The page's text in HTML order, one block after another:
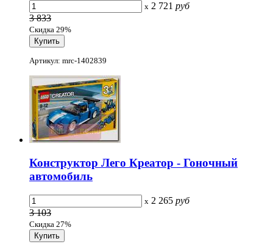
x 2 721 руб
3 833
Скидка 29%
Артикул: mrc-1402839
Конструктор Лего Креатор - Гоночный
автомобиль
x 2 265 руб
3 103
Скидка 27%